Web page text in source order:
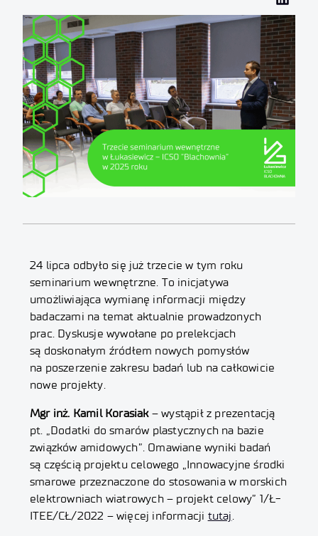
24 lipca odbyło się już trzecie w tym roku
seminarium wewnętrzne. To inicjatywa
umożliwiająca wymianę informacji między
badaczami na temat aktualnie prowadzonych
prac. Dyskusje wywołane po prelekcjach
są doskonałym źródłem nowych pomysłów
na poszerzenie zakresu badań lub na całkowicie
nowe projekty.
Mgr inż. Kamil Korasiak– wystąpił z prezentacją
pt. „Dodatki do smarów plastycznych na bazie
związków amidowych”. Omawiane wyniki badań
są częścią projektu celowego „Innowacyjne środki
smarowe przeznaczone do stosowania w morskich
elektrowniach wiatrowych – projekt celowy” 1/Ł-
ITEE/CŁ/2022 – więcej informacji tutaj